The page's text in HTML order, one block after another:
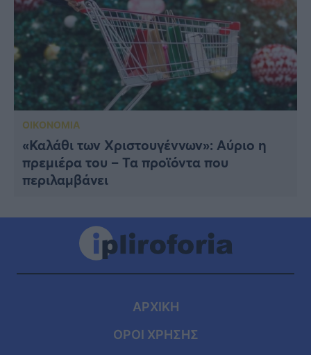
ΟΙΚΟΝΟΜΙΑ
«Καλάθι των Χριστουγέννων»: Αύριο η
πρεμιέρα του – Τα προϊόντα που
περιλαμβάνει
ΑΡΧΙΚΗ
ΟΡΟΙ ΧΡΗΣΗΣ